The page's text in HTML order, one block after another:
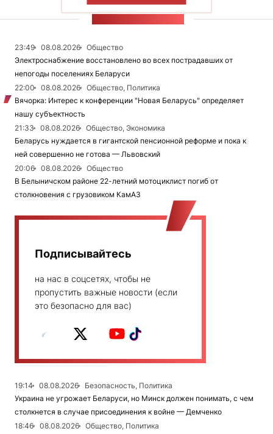
23:49 08.08.2026
Общество
Электроснабжение восстановлено во всех пострадавших от
непогоды поселениях Беларуси
22:00
08.08.2026
Общество, Политика
Вячорка: Интерес к конференции "Новая Беларусь" определяет
нашу субъектность
21:33
08.08.2026
Общество, Экономика
Беларусь нуждается в гигантской пенсионной реформе и пока к
ней совершенно не готова — Львовский
20:06
08.08.2026
Общество
В Белыничском районе 22-летний мотоциклист погиб от
столкновения с грузовиком КамАЗ
Подписывайтесь
на нас в соцсетях, чтобы не
пропустить важные новости (если
это безопасно для вас)
19:14 08.08.2026
Безопасность, Политика
Украина не угрожает Беларуси, но Минск должен понимать, с чем
столкнется в случае присоединения к войне — Демченко
18:46
08.08.2026
Общество, Политика